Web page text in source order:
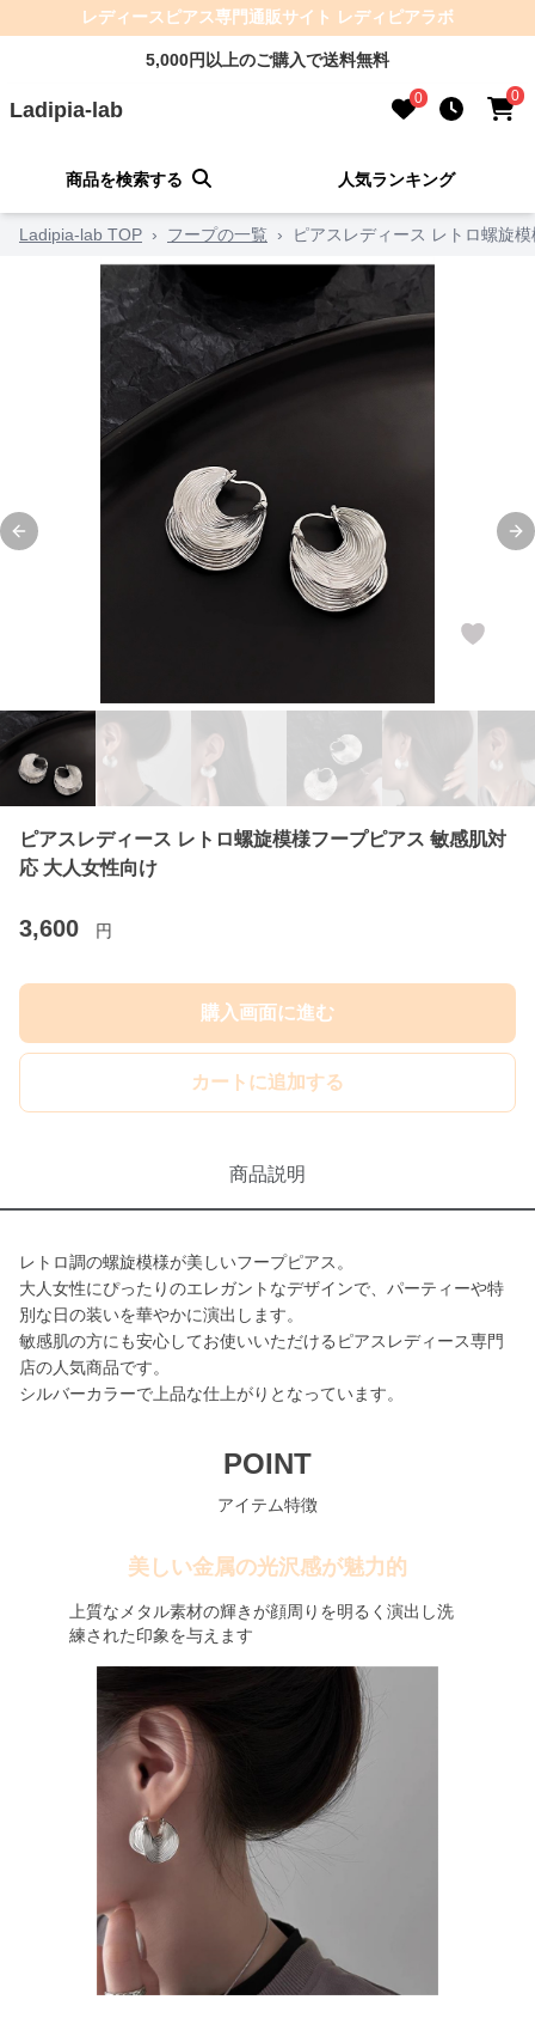
レディースピアス専門通販サイト レディピアラボ
5,000円以上のご購入で送料無料
Ladipia-lab 0 0
商品を検索する 人気ランキング
Ladipia-lab TOP › フープの一覧 › ピアスレディース レトロ螺旋
Previous slide
ピアスレディース レトロ螺旋模様フープピアス 敏感肌対
応 大人女性向け
3,600 円
購入画面に進む
カートに追加する
商品説明
レトロ調の螺旋模様が美しいフープピアス。
大人女性にぴったりのエレガントなデザインで、パーティーや特
別な日の装いを華やかに演出します。
敏感肌の方にも安心してお使いいただけるピアスレディース専門
店の人気商品です。
シルバーカラーで上品な仕上がりとなっています。
POINT
アイテム特徴
美しい金属の光沢感が魅力的
上質なメタル素材の輝きが顔周りを明るく演出し洗
練された印象を与えます